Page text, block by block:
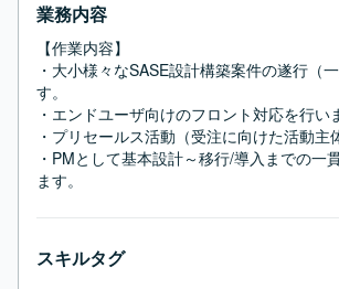
業務内容
【作業内容】
・大小様々なSASE設計構築案件の遂行（
す。
・エンドユーザ向けのフロント対応を行い
・プリセールス活動（受注に向けた活動主
・PMとして基本設計～移行/導入までの一
ます。
スキルタグ